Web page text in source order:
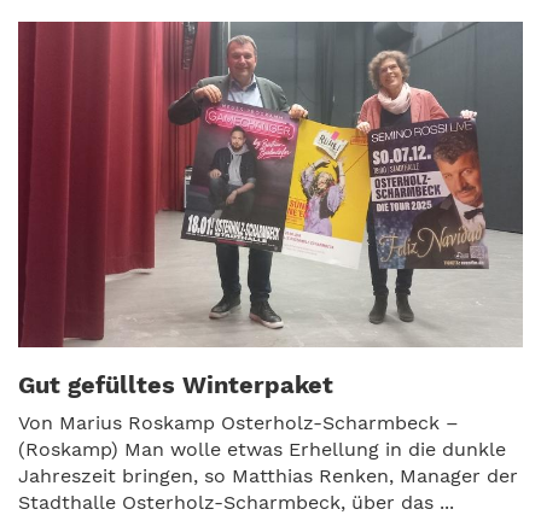
Gut gefülltes Winterpaket
Von Marius Roskamp Osterholz-Scharmbeck –
(Roskamp) Man wolle etwas Erhellung in die dunkle
Jahreszeit bringen, so Matthias Renken, Manager der
Stadthalle Osterholz-Scharmbeck, über das ...